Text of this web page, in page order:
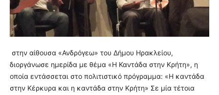
στην αίθουσα «Ανδρόγεω» του Δήμου Ηρακλείου,
διοργάνωσε ημερίδα με θέμα «Η Καντάδα στην Κρήτη», η
οποία εντάσσεται στο πολιτιστικό πρόγραμμα: «Η καντάδα
στην Κέρκυρα και η καντάδα στην Κρήτη» Σε μία τέτοια